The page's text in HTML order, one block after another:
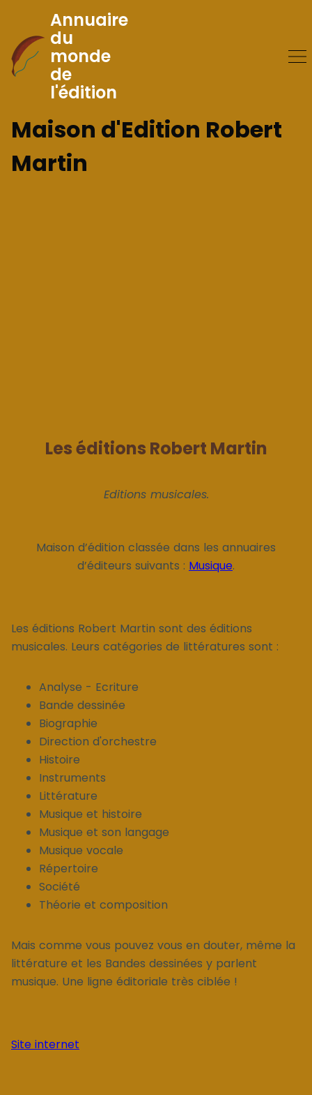
Skip
to
Content
Annuaire
du
monde
de
l'édition
Maison d'Edition Robert
Martin
Les éditions Robert Martin
Editions musicales.
Maison d’édition classée dans les annuaires
d’éditeurs suivants : Musique.
Les éditions Robert Martin sont des éditions
musicales. Leurs catégories de littératures sont :
Analyse - Ecriture
Bande dessinée
Biographie
Direction d'orchestre
Histoire
Instruments
Littérature
Musique et histoire
Musique et son langage
Musique vocale
Répertoire
Société
Théorie et composition
Mais comme vous pouvez vous en douter, même la
littérature et les Bandes dessinées y parlent
musique. Une ligne éditoriale très ciblée !
Site internet